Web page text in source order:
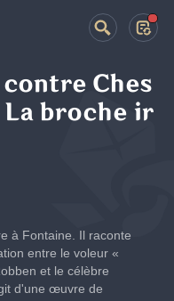
contre Ches
broche ir
à Fontaine. Il raconte
entre le voleur «
et le célèbre
d'une œuvre de